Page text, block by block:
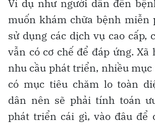
Ví dụ như người dân đến
muốn khám chữa bệnh miễn
sử dụng các dịch vụ cao cấp,
vẫn có cơ chế để đáp ứng. Xã
nhu cầu phát triển, nhiều
có mục tiêu chăm lo toàn
dân nên sẽ phải tính toán
phát triển cái gì, vào đâu để